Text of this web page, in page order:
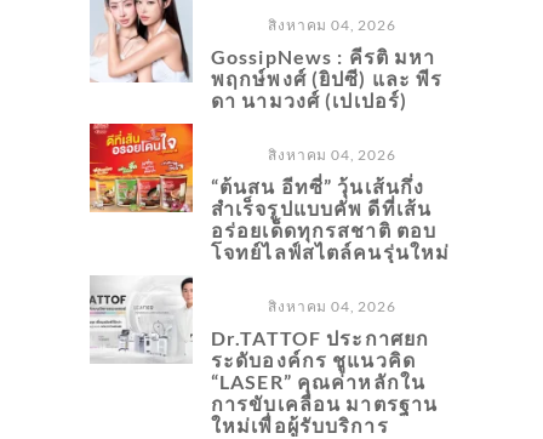
สิงหาคม 04, 2026
GossipNews : คีรติ มหา
พฤกษ์พงศ์ (ยิปซี) และ พีร
ดา นามวงศ์ (เปเปอร์)
สิงหาคม 04, 2026
“ต้นสน อีทซี่” วุ้นเส้นกึ่ง
สำเร็จรูปแบบคัพ ดีที่เส้น
อร่อยเด็ดทุกรสชาติ ตอบ
โจทย์ไลฟ์สไตล์คนรุ่นใหม่
สิงหาคม 04, 2026
Dr.TATTOF ประกาศยก
ระดับองค์กร ชูแนวคิด
“LASER” คุณค่าหลักใน
การขับเคลื่อน มาตรฐาน
ใหม่เพื่อผู้รับบริการ